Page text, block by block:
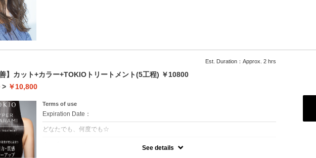
Est. Duration：Approx. 2 hrs
善】カット+カラー+TOKIOトリートメント(5工程) ￥10800
> ￥10,800
Terms of use
Expiration Date：
どなたでも、何度でも☆
See details